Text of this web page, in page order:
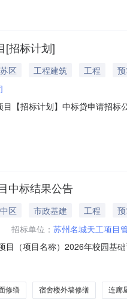
[招标计划]
区 工程建筑 工程
【招标计划】中标贷申请招
招标范围工程施工计划招标
中标结果公告
区 市政基建 工程
招标单位： 苏州名城天工项目
目（项目名称）2026年校园基
目管理有限公司，建设资金
修缮 宿舍楼外墙修缮 连廊